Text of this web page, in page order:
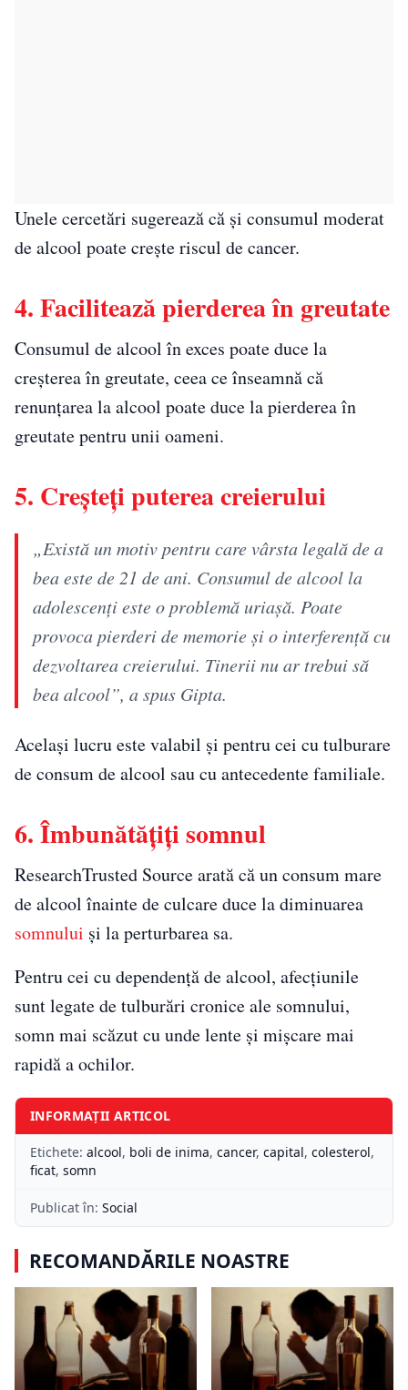
Unele cercetări sugerează că și consumul moderat
de alcool poate crește riscul de cancer.
4. Facilitează pierderea în greutate
Consumul de alcool în exces poate duce la
creșterea în greutate, ceea ce înseamnă că
renunțarea la alcool poate duce la pierderea în
greutate pentru unii oameni.
5. Creșteți puterea creierului
„Există un motiv pentru care vârsta legală de a
bea este de 21 de ani. Consumul de alcool la
adolescenți este o problemă uriașă. Poate
provoca pierderi de memorie și o interferență cu
dezvoltarea creierului. Tinerii nu ar trebui să
bea alcool”, a spus Gipta.
Același lucru este valabil și pentru cei cu tulburare
de consum de alcool sau cu antecedente familiale.
6. Îmbunătățiți somnul
ResearchTrusted Source arată că un consum mare
de alcool înainte de culcare duce la diminuarea
somnului și la perturbarea sa.
Pentru cei cu dependență de alcool, afecțiunile
sunt legate de tulburări cronice ale somnului,
somn mai scăzut cu unde lente și mișcare mai
rapidă a ochilor.
INFORMAȚII ARTICOL
Etichete: alcool, boli de inima, cancer, capital, colesterol,
ficat, somn
Publicat în: Social
RECOMANDĂRILE NOASTRE